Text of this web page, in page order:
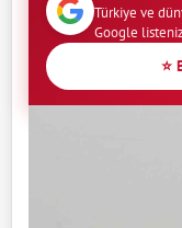
Türkiye ve
Google
⭐